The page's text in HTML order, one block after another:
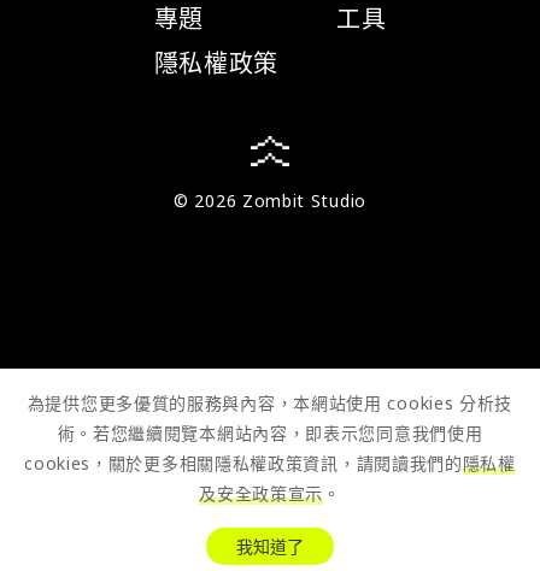
專題
隱私權政策
工具
© 2026 Zombit Studio
為提供您更多優質的服務與內容，本網站使用 cookies 分析技
術。若您繼續閱覽本網站內容，即表示您同意我們使用
cookies，關於更多相關隱私權政策資訊，請閱讀我們的隱私權
及安全政策宣示 。
我知道了